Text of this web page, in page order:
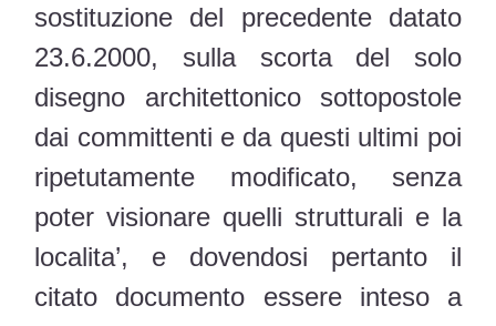
sostituzione del precedente datato
23.6.2000, sulla scorta del solo
disegno architettonico sottopostole
dai committenti e da questi ultimi poi
ripetutamente modificato, senza
poter visionare quelli strutturali e la
localita’, e dovendosi pertanto il
citato documento essere inteso a